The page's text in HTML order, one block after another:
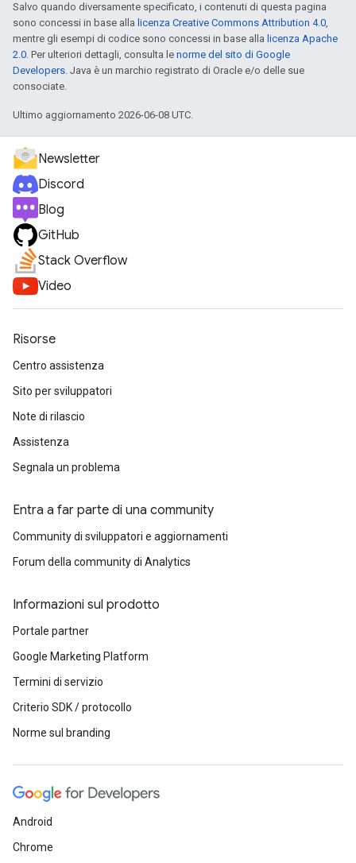
Salvo quando diversamente specificato, i contenuti di questa pagina
sono concessi in base alla licenza Creative Commons Attribution 4.0,
mentre gli esempi di codice sono concessi in base alla licenza Apache
2.0. Per ulteriori dettagli, consulta le norme del sito di Google
Developers. Java è un marchio registrato di Oracle e/o delle sue
consociate.
Ultimo aggiornamento 2026-06-08 UTC.
Newsletter
Discord
Blog
GitHub
Stack Overflow
Video
Risorse
Centro assistenza
Sito per sviluppatori
Note di rilascio
Assistenza
Segnala un problema
Entra a far parte di una community
Community di sviluppatori e aggiornamenti
Forum della community di Analytics
Informazioni sul prodotto
Portale partner
Google Marketing Platform
Termini di servizio
Criterio SDK / protocollo
Norme sul branding
Android
Chrome